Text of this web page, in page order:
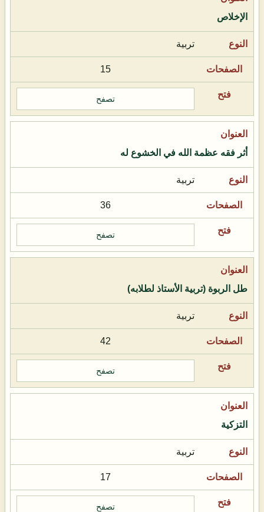
الإخلاص
تربية
15
تصفح
أثر فقه عظمة الله في الخشوع له
تربية
36
تصفح
طل الربوة (تربية الأستاذ لطلابه)
تربية
42
تصفح
التزكية
تربية
17
تصفح